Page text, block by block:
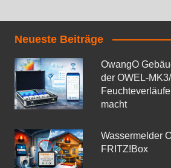
Neueste Beiträge
OwangO
der
macht
Wassermelder
FRITZ!Box